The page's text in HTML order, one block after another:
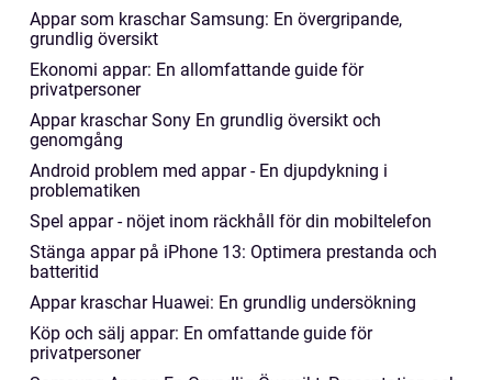
Appar som kraschar Samsung: En övergripande,
grundlig översikt
Ekonomi appar: En allomfattande guide för
privatpersoner
Appar kraschar Sony En grundlig översikt och
genomgång
Android problem med appar - En djupdykning i
problematiken
Spel appar - nöjet inom räckhåll för din mobiltelefon
Stänga appar på iPhone 13: Optimera prestanda och
batteritid
Appar kraschar Huawei: En grundlig undersökning
Köp och sälj appar: En omfattande guide för
privatpersoner